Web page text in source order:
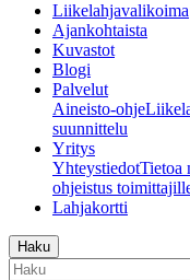
Liikelahjavalikoima
Ajankohtaista
Kuvastot
Blogi
Palvelut
Aineisto-ohje
suunnittelu
Yritys
YhteystiedotTietoa
ohjeistus
Lahjakortti
Haku